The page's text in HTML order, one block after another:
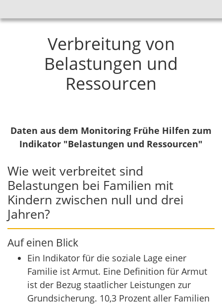
Verbreitung von
Belastungen und
Ressourcen
Daten aus dem Monitoring Frühe Hilfen zum
Indikator "Belastungen und Ressourcen"
Wie weit verbreitet sind
Belastungen bei Familien mit
Kindern zwischen null und drei
Jahren?
Auf einen Blick
Ein Indikator für die soziale Lage einer
Familie ist Armut. Eine Definition für Armut
ist der Bezug staatlicher Leistungen zur
Grundsicherung. 10,3 Prozent aller Familien